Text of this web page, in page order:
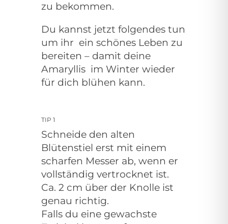
zu bekommen.
Du kannst jetzt folgendes tun
um ihr ein schönes Leben zu
bereiten – damit deine
Amaryllis im Winter wieder
für dich blühen kann.
TIP 1
Schneide den alten
Blütenstiel erst mit einem
scharfen Messer ab, wenn er
vollständig vertrocknet ist.
Ca. 2 cm über der Knolle ist
genau richtig.
Falls du eine gewachste